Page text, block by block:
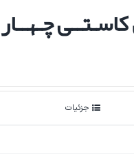
چـهــار
جزئیات